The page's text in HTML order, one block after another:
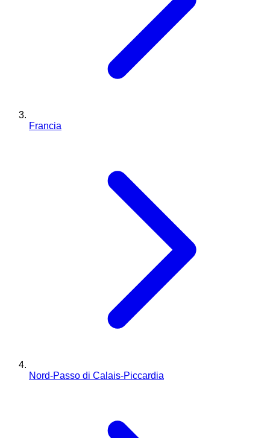
Francia
Nord-Passo di Calais-Piccardia